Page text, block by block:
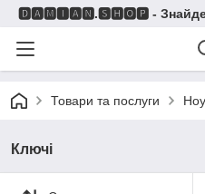
🅳🅰🅼🅸🅰🅽.🆂🅷🅾🅿 -
Товари та послуги
Ключі